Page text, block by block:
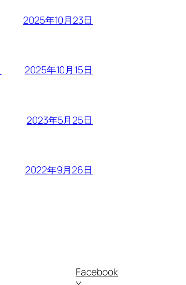
2025年10月23日
2025年10月15日
2023年5月25日
2022年9月26日
Facebook